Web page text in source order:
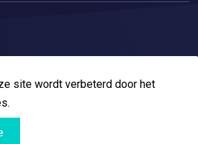
site wordt verbeterd door het
reviews